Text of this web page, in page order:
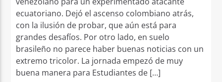
ecuatoriano. Dejó el ascenso colombiano atrás,
con la ilusión de probar, que aún está para
grandes desafíos. Por otro lado, en suelo
brasileño no parece haber buenas noticias con un
extremo tricolor. La jornada empezó de muy
buena manera para Estudiantes de […]